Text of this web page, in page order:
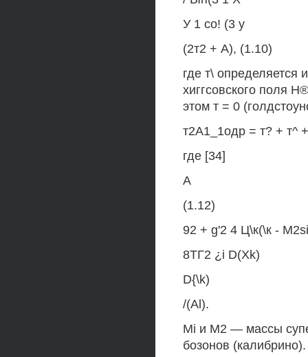
У 1 со! (3 у
(2т2 + А), (1.10)
где т\
хиггсовского поля
этом т = 0
т2А1_1одр = т? + т^
где [34]
А
(1.12)
92 + g'2 4 Ц\к(\к -
8ТГ2 ¿i D(Xk)
D{\k)
/(Al).
Mi и M2 — массы
бозонов